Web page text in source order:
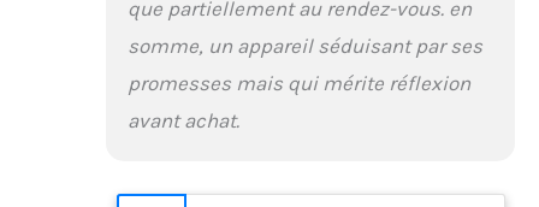
que partiellement au rendez-vous. en
somme, un appareil séduisant par ses
promesses mais qui mérite réflexion
avant achat.